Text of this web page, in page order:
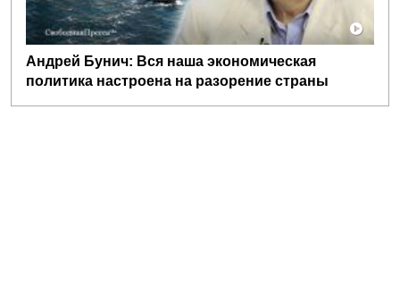
Андрей Бунич: Вся наша экономическая
политика настроена на разорение страны